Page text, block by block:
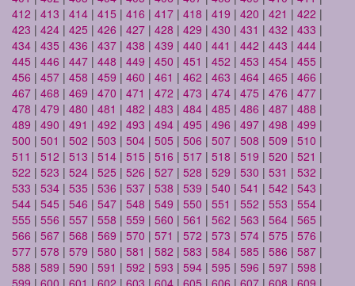
412 | 413 | 414 | 415 | 416 | 417 | 418 | 419 | 420 | 421 | 422 |
423 | 424 | 425 | 426 | 427 | 428 | 429 | 430 | 431 | 432 | 433 |
434 | 435 | 436 | 437 | 438 | 439 | 440 | 441 | 442 | 443 | 444 |
445 | 446 | 447 | 448 | 449 | 450 | 451 | 452 | 453 | 454 | 455 |
456 | 457 | 458 | 459 | 460 | 461 | 462 | 463 | 464 | 465 | 466 |
467 | 468 | 469 | 470 | 471 | 472 | 473 | 474 | 475 | 476 | 477 |
478 | 479 | 480 | 481 | 482 | 483 | 484 | 485 | 486 | 487 | 488 |
489 | 490 | 491 | 492 | 493 | 494 | 495 | 496 | 497 | 498 | 499 |
500 | 501 | 502 | 503 | 504 | 505 | 506 | 507 | 508 | 509 | 510 |
511 | 512 | 513 | 514 | 515 | 516 | 517 | 518 | 519 | 520 | 521 |
522 | 523 | 524 | 525 | 526 | 527 | 528 | 529 | 530 | 531 | 532 |
533 | 534 | 535 | 536 | 537 | 538 | 539 | 540 | 541 | 542 | 543 |
544 | 545 | 546 | 547 | 548 | 549 | 550 | 551 | 552 | 553 | 554 |
555 | 556 | 557 | 558 | 559 | 560 | 561 | 562 | 563 | 564 | 565 |
566 | 567 | 568 | 569 | 570 | 571 | 572 | 573 | 574 | 575 | 576 |
577 | 578 | 579 | 580 | 581 | 582 | 583 | 584 | 585 | 586 | 587 |
588 | 589 | 590 | 591 | 592 | 593 | 594 | 595 | 596 | 597 | 598 |
599 | 600 | 601 | 602 | 603 | 604 | 605 | 606 | 607 | 608 | 609 |